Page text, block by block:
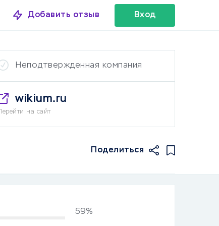
Добавить отзыв Вход
Неподтвержденная компания
wikium.ru
Перейти на сайт
Поделиться
59%